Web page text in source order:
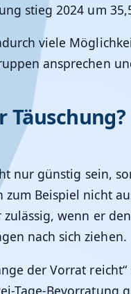
stieg 2024 um
viele
ansprechen
nur günstig sein,
Beispiel nicht
wenn er
nach sich ziehen.
der Vorrat
Tage-